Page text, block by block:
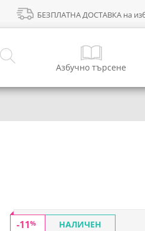
БЕЗПЛАТНА ДОСТАВКА на
Азбучно търсене
-11% НАЛИЧЕН